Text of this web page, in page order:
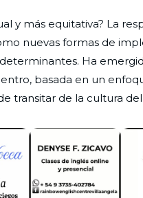
y más equitativa? La
nuevas formas de
Ha
basada en un
transitar de la cultura